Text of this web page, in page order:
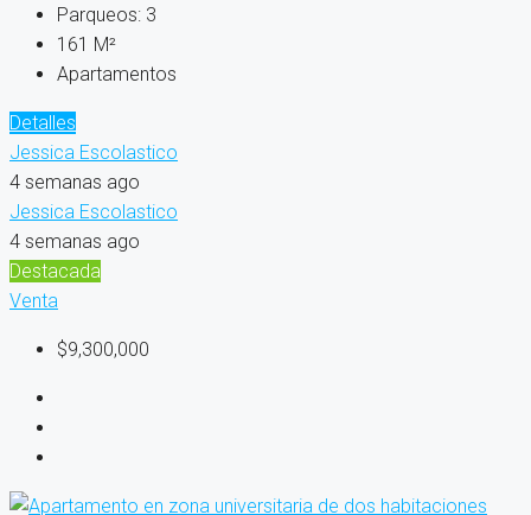
Parqueos: 3
161 M²
Apartamentos
Detalles
Jessica Escolastico
4 semanas ago
Jessica Escolastico
4 semanas ago
Destacada
Venta
$9,300,000